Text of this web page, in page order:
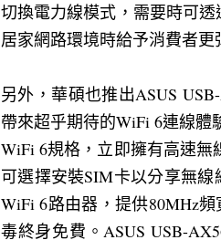
切換電力線模式，需要時可
居家網路環境時給予消費者更
另外，華碩也推出ASUS
帶來超乎期待的WiFi 6連線體
WiFi 6規格，立即擁有高速無
可選擇安裝SIM卡以分享無線
WiFi 6路由器，提供80MHz
毒終身免費。ASUS USB-